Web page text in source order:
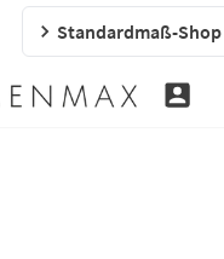
Standardmaß-Shop